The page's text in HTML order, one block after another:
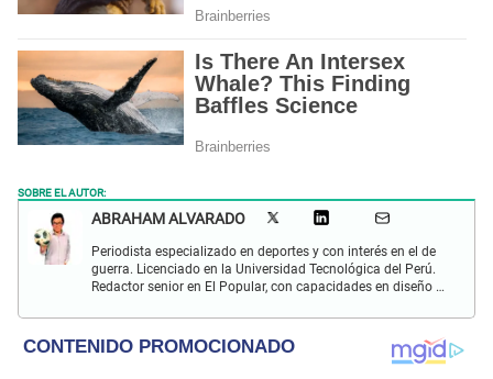
SOBRE EL AUTOR:
ABRAHAM ALVARADO
Periodista especializado en deportes y con interés en el de
guerra. Licenciado en la Universidad Tecnológica del Perú.
Redactor senior en El Popular, con capacidades en diseño y
cultural.